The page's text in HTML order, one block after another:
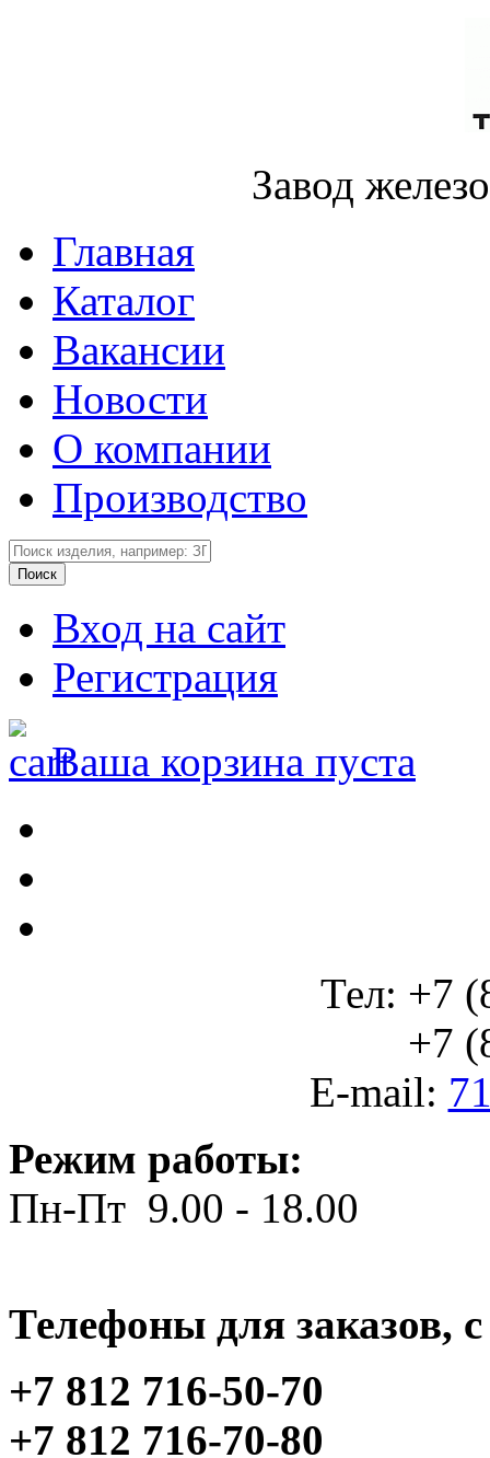
Завод
Главная
Каталог
Вакансии
Новости
О компании
Производство
Вход на сайт
Регистрация
Ваша корзина пуста
Тел: +7
+7
E-mail:
Режим работы:
Пн-Пт 9.00 - 18.00
Телефоны для заказов,
+7 812 716-50-70
+7 812 716-70-80